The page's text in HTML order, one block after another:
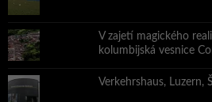
V zajetí magického
kolumbijská vesnice
Verkehrshaus, Luzern,